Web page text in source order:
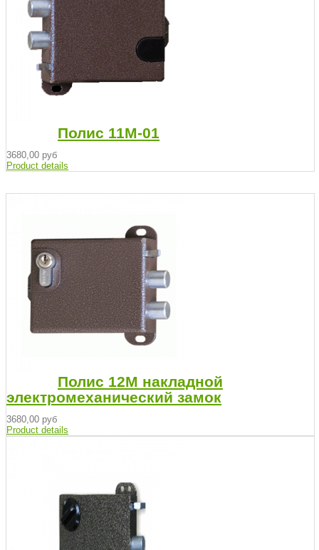
Полис 11М-01
3680,00 руб
Product details
Полис 12М накладной
электромеханический замок
3680,00 руб
Product details